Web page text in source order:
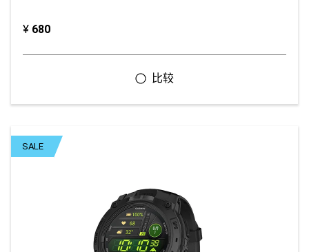
¥ 680
SALE